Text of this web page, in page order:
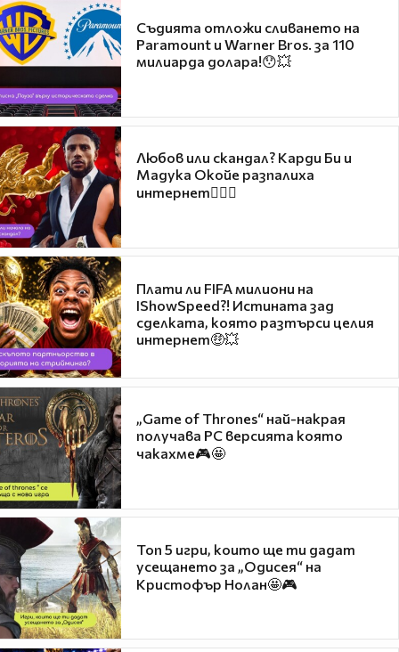
Съдията отложи сливането на
Paramount и Warner Bros. за 110
милиарда долара!😯💥
Любов или скандал? Карди Би и
Мадука Окойе разпалиха
интернет❤️‍🔥🔥
Плати ли FIFA милиони на
IShowSpeed?! Истината зад
сделката, която разтърси целия
интернет🤑💥
„Game of Thrones“ най-накрая
получава PC версията която
чакахме🎮🤩
Топ 5 игри, които ще ти дадат
усещането за „Одисея“ на
Кристофър Нолан🤩🎮